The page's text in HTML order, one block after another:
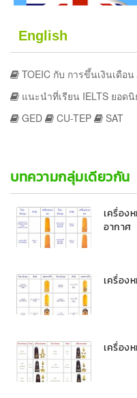
English
TOEIC กับ การขึ้นเงินเดือน
แนะนำที่เรียน IELTS ยอด
GED
CU-TEP SAT
บทความกลุ่มเดียวกัน
เครื่อง
อากาศ
เครื่อง
เครื่อง